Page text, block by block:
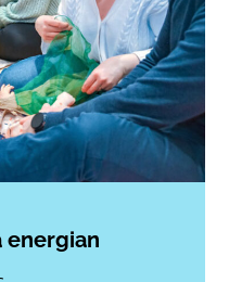
energian